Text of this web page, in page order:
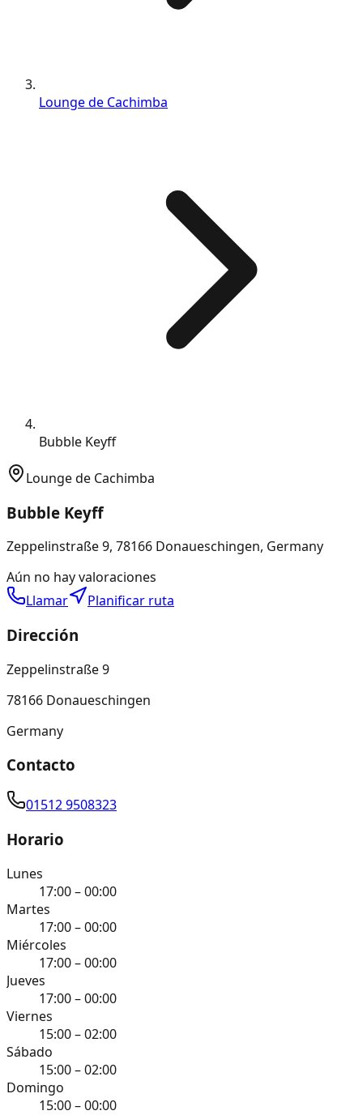
Lounge de Cachimba
Bubble Keyff
Lounge de Cachimba
Bubble Keyff
Zeppelinstraße 9, 78166 Donaueschingen, Germany
Aún no hay valoraciones
Llamar
Planificar ruta
Dirección
Zeppelinstraße 9
78166 Donaueschingen
Germany
Contacto
01512 9508323
Horario
Lunes
17:00 – 00:00
Martes
17:00 – 00:00
Miércoles
17:00 – 00:00
Jueves
17:00 – 00:00
Viernes
15:00 – 02:00
Sábado
15:00 – 02:00
Domingo
15:00 – 00:00